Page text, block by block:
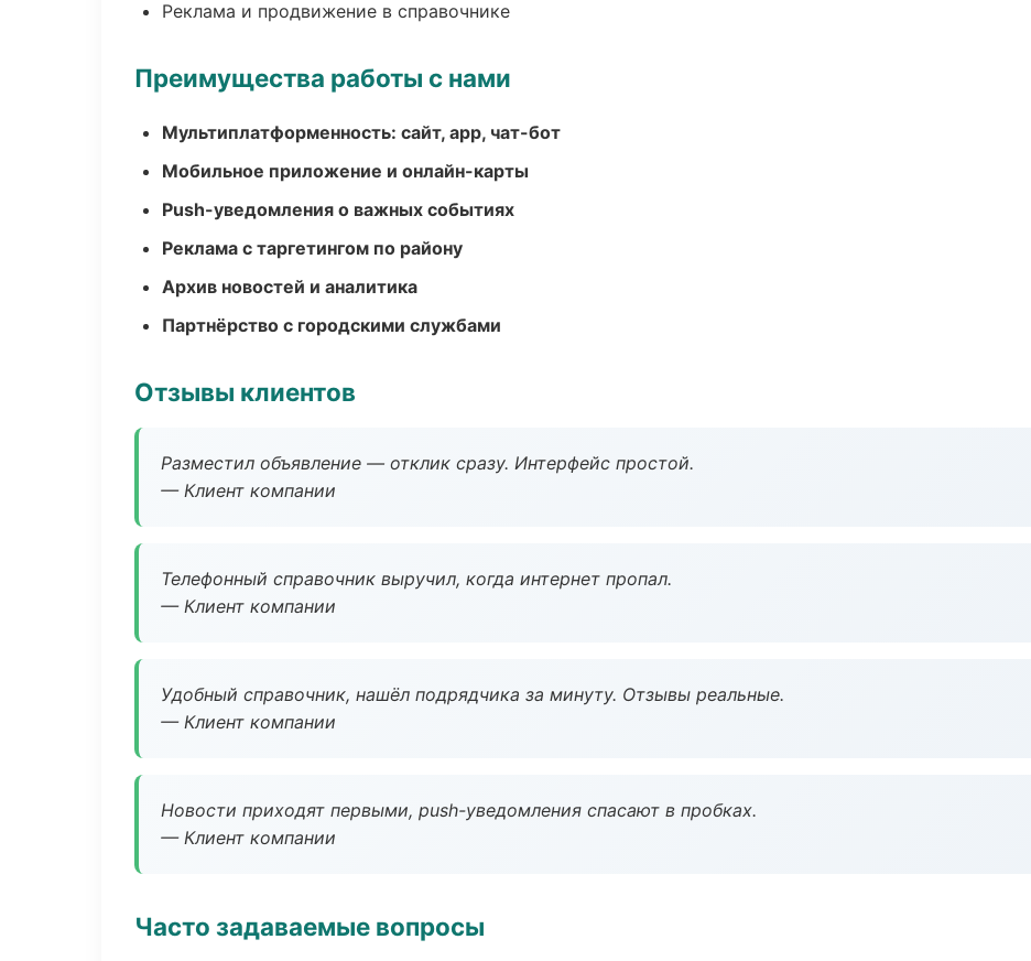
Реклама и продвижение в справочнике
Преимущества работы с нами
Мультиплатформенность: сайт, app, чат-бот
Мобильное приложение и онлайн-карты
Push-уведомления о важных событиях
Реклама с таргетингом по району
Архив новостей и аналитика
Партнёрство с городскими службами
Отзывы клиентов
Разместил объявление — отклик сразу. Интерфейс простой.
— Клиент компании
Телефонный справочник выручил, когда интернет пропал.
— Клиент компании
Удобный справочник, нашёл подрядчика за минуту. Отзывы реальные.
— Клиент компании
Новости приходят первыми, push-уведомления спасают в пробках.
— Клиент компании
Часто задаваемые вопросы